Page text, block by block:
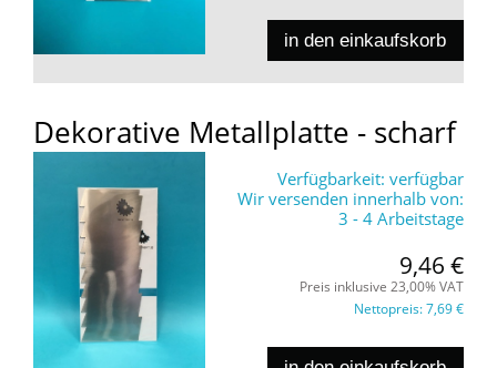
in den einkaufskorb
Dekorative Metallplatte - scharf
Verfügbarkeit: verfügbar
Wir versenden innerhalb von:
3 - 4 Arbeitstage
9,46 €
Preis inklusive 23,00% VAT
Nettopreis:7,69 €